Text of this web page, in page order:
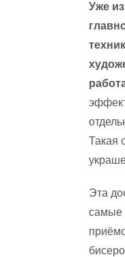
Уже
Такая
Эта
самые